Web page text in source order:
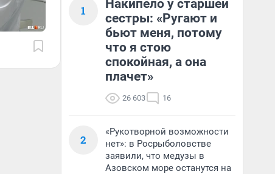
1
Накипело у старшей
сестры: «Ругают и
бьют меня, потому
что я стою
спокойная, а она
плачет»
26 603 16
2
«Рукотворной возможности
нет»: в Росрыболовстве
заявили, что медузы в
Азовском море останутся на